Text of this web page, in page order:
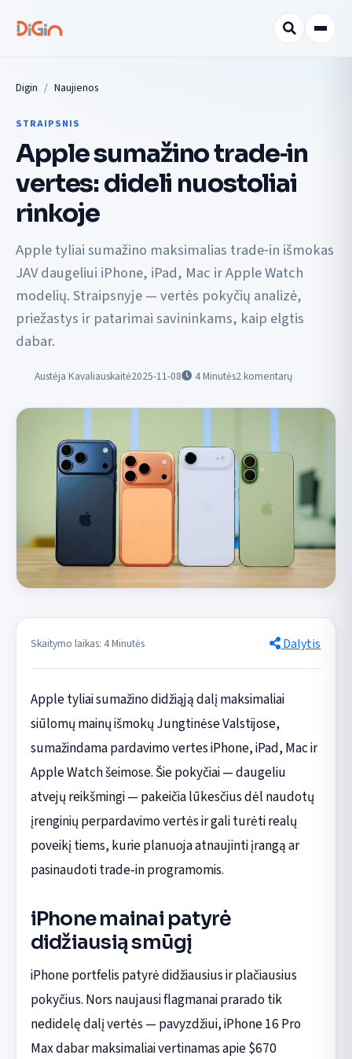
Digin Naujienos
STRAIPSNIS
Apple sumažino trade‑in
vertes: dideli nuostoliai
rinkoje
Apple tyliai sumažino maksimalias trade‑in išmokas
JAV daugeliui iPhone, iPad, Mac ir Apple Watch
modelių. Straipsnyje — vertės pokyčių analizė,
priežastys ir patarimai savininkams, kaip elgtis
dabar.
Austėja Kavaliauskaitė2025-11-08 4Minutės2 komentarų
Skaitymo laikas: 4 Minutės Dalytis
Apple tyliai sumažino didžiąją dalį maksimaliai
siūlomų mainų išmokų Jungtinėse Valstijose,
sumažindama pardavimo vertes iPhone, iPad, Mac ir
Apple Watch šeimose. Šie pokyčiai — daugeliu
atvejų reikšmingi — pakeičia lūkesčius dėl naudotų
įrenginių perpardavimo vertės ir gali turėti realų
poveikį tiems, kurie planuoja atnaujinti įrangą ar
pasinaudoti trade‑in programomis.
iPhone mainai patyrė
didžiausią smūgį
iPhone portfelis patyrė didžiausius ir plačiausius
pokyčius. Nors naujausi flagmanai prarado tik
nedidelę dalį vertės — pavyzdžiui, iPhone 16 Pro
Max dabar maksimaliai vertinamas apie $670